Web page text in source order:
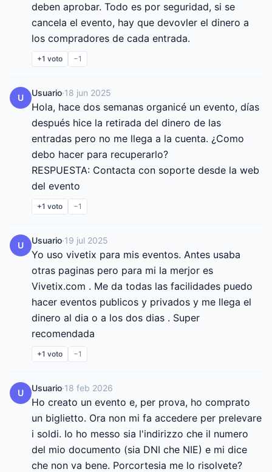
deben aprobar. Todo es por seguridad, si se
cancela el evento, hay que devovler el dinero a
los compradores de cada entrada.
+1 voto −1
U Usuario·18 jun 2025
Hola, hace dos semanas organicé un evento, días
después hice la retirada del dinero de las
entradas pero no me llega a la cuenta. ¿Como
debo hacer para recuperarlo?
RESPUESTA: Contacta con soporte desde la web
del evento
+1 voto −1
U Usuario·19 jul 2025
Yo uso vivetix para mis eventos. Antes usaba
otras paginas pero para mi la merjor es
Vivetix.com . Me da todas las facilidades puedo
hacer eventos publicos y privados y me llega el
dinero al dia o a los dos dias . Super
recomendada
+1 voto −1
U Usuario·18 feb 2026
Ho creato un evento e, per prova, ho comprato
un biglietto. Ora non mi fa accedere per prelevare
i soldi. Io ho messo sia l'indirizzo che il numero
del mio documento (sia DNI che NIE) e mi dice
che non va bene. Porcortesia me lo risolvete?